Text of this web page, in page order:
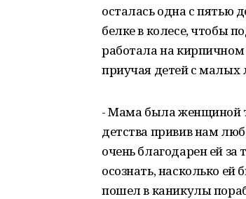
осталась одна с пятью
белке в колесе, чтобы
работала на
приучая детей с малых
- Мама была женщиной
детства привив нам
очень благодарен ей за
осознать, насколько ей
пошел в каникулы